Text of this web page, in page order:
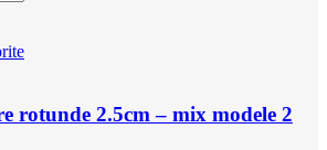
rotunde 2.5cm – mix modele 2